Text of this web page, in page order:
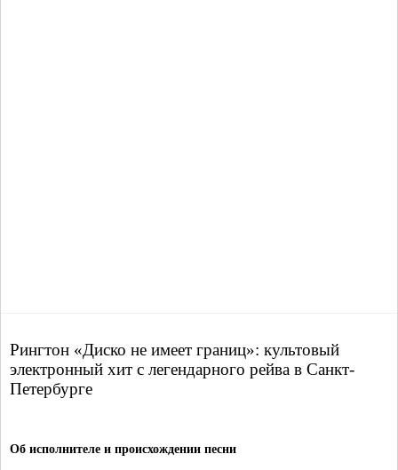
Рингтон «Диско не имеет границ»: культовый
электронный хит с легендарного рейва в Санкт-
Петербурге
Об исполнителе и происхождении песни